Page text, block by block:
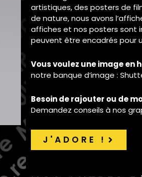
artistiques, des posters de
de nature, nous avons
affiches et nos posters sont
peuvent être encadrés pour
Vous voulez une image en
notre banque d’image :
Besoin de rajouter ou de
Demandez conseils à nos
J'ADORE !